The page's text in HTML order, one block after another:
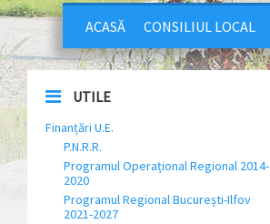
ACASĂ CONSILIUL LOCAL
UTILE
Finanțări U.E.
P.N.R.R.
Programul Operațional Regional 2014-
2020
Programul Regional București-Ilfov
2021-2027